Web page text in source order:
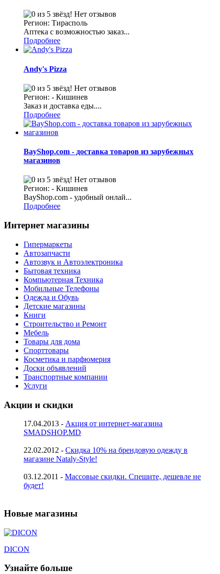
Нет отзывов
Регион: Тирасполь
Аптека с возможностью заказ...
Подробнее
Andy's Pizza
Нет отзывов
Регион: - Кишинев
Заказ и доставка еды....
Подробнее
BayShop.com - доставка товаров из зарубежных
магазинов
Нет отзывов
Регион: - Кишинев
BayShop.com - удобный онлай...
Подробнее
Интернет магазины
Гипермаркеты
Автозапчасти
Автозвук и Автоэлектроника
Бытовая техника
Компьютерная Техника
Мобильные Телефоны
Одежда и Обувь
Детские магазины
Книги
Строительство и Ремонт
Мебель
Товары для дома
Спорттовары
Косметика и парфюмерия
Доски объявлений
Транспортные компании
Услуги
Акции и скидки
17.04.2013 - Акция от интернет-магазина
SMADSHOP.MD
22.02.2012 - Скидка 10% на брендовую одежду в
магазине Nataly-Style!
03.12.2011 - Массовые скидки. Спешите, дешевле не
будет!
Новые магазины
DICON
Узнайте больше